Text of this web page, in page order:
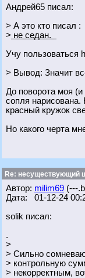
Андрей65 писал:
> А это кто писал :
> ͟н͟е͟ ͟с͟е͟д͟а͟н͟.͟
Учу пользоваться
> Вывод: Значит
До поворота моя
сопля нарисована.
красный кружок
Но какого черта
Re:
Автор: milim69 (---
Дата: 01-12-24
solik писал:
.
>
> Сильно
> контрольную
> некорректным,